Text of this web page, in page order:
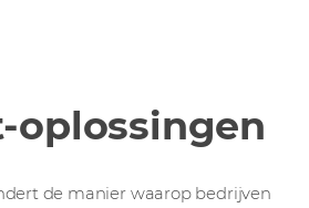
oplossingen
de manier waarop bedrijven